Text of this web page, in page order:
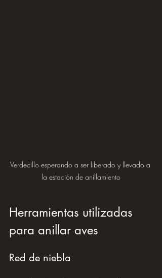
Verdecillo esperando a ser liberado y llevado a
la estación de anillamiento
Herramientas utilizadas
para anillar aves
Red de niebla